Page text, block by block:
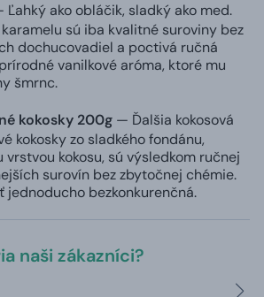
Ľahký ako obláčik, sladký ako med.
sú iba kvalitné suroviny bez
dochucovadiel a poctivá ručná
vanilkové aróma, ktoré mu
šmrnc.
kokosky 200g — Ďalšia kokosová
kokosky zo sladkého fondánu,
kokosu, sú výsledkom ručnej
surovín bez zbytočnej chémie.
bezkonkurenčná.
naši zákazníci?